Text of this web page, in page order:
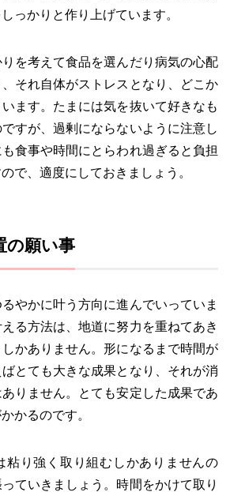
っかりと作り上げています。
を考えて食品を選んだり病気の心配
それ自体がストレスとなり、どこか
ます。たまには気を抜いて好きなも
すが、過剰にならないように注意し
食事や時間にとらわれ過ぎると負担
で、適度にしておきましょう。
の願い事
やかに叶う方向に進んでいっていま
る方法は、地道に努力を重ねてあき
かありません。形になるまで時間が
とても大きな成果となり、それが消
りません。とても安定した成果であ
かるのです。
粘り強く取り組むしかありませんの
ていきましょう。時間をかけて取り